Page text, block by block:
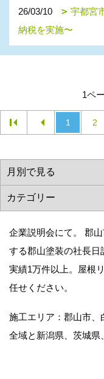
26/03/10
宇都宮
納税を実施〜
1ペ
1 2
企業説明会にて。 郡
する郡山塗装の社長日
実績1万件以上。屋根
任せください。
施工エリア：郡山市、
全域と新潟県、茨城県